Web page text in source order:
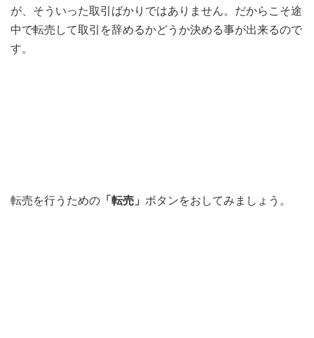
が、そういった取引ばかりではありません。だからこそ途
中で転売して取引を辞めるかどうか決める事が出来るので
す。
転売を行うための 「転売」 ボタンをおしてみましょう。